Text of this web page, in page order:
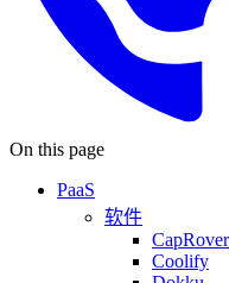
On this page
PaaS
软件
CapRover
Coolify